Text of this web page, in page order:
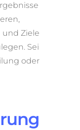
und Ziele
Sei
oder